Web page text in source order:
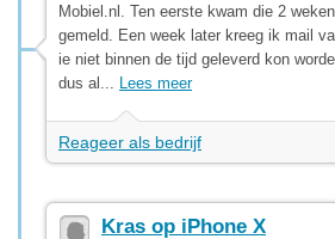
Mobiel.nl. Ten eerste kwam die 2
gemeld. Een week later kreeg ik mail
ie niet binnen de tijd geleverd kon
dus al... Lees meer
Reageer als bedrijf
Kras op iPhone X